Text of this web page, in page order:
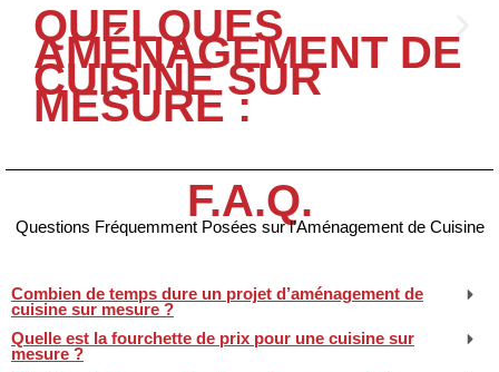
QUELQUES
AMÉNAGEMENT DE
CUISINE SUR
MESURE :
F.A.Q.
Questions Fréquemment Posées sur l’Aménagement de Cuisine
Combien de temps dure un projet d’aménagement de
cuisine sur mesure ?
Quelle est la fourchette de prix pour une cuisine sur
mesure ?